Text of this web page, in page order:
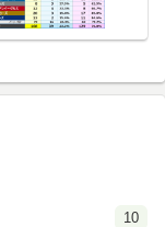
10